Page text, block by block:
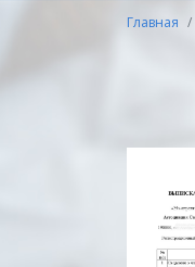
Главная